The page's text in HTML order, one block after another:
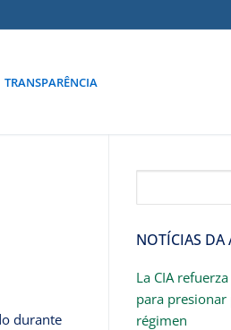
TRANSPARÊNCIA
durante
NOTÍCIAS DA
La CIA
para
régimen